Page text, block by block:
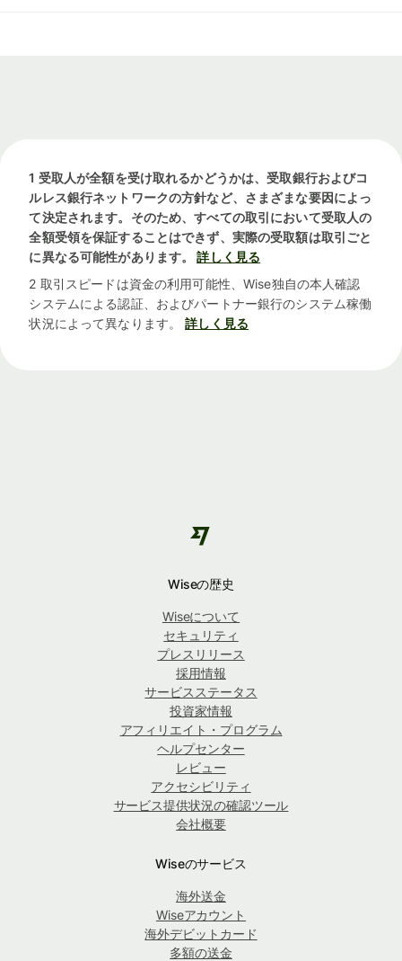
1 受取人が全額を受け取れるかどうかは、受取銀行およびコ
ルレス銀行ネットワークの方針など、さまざまな要因によっ
て決定されます。そのため、すべての取引において受取人の
全額受領を保証することはできず、実際の受取額は取引ごと
に異なる可能性があります。
詳しく見る
2 取引スピードは資金の利用可能性、Wise独自の本人確認
システムによる認証、およびパートナー銀行のシステム稼働
状況によって異なります。
詳しく見る
Wiseの歴史
Wiseについて
セキュリティ
プレスリリース
採用情報
サービスステータス
投資家情報
アフィリエイト・プログラム
ヘルプセンター
レビュー
アクセシビリティ
サービス提供状況の確認ツール
会社概要
Wiseのサービス
海外送金
Wiseアカウント
海外デビットカード
多額の送金